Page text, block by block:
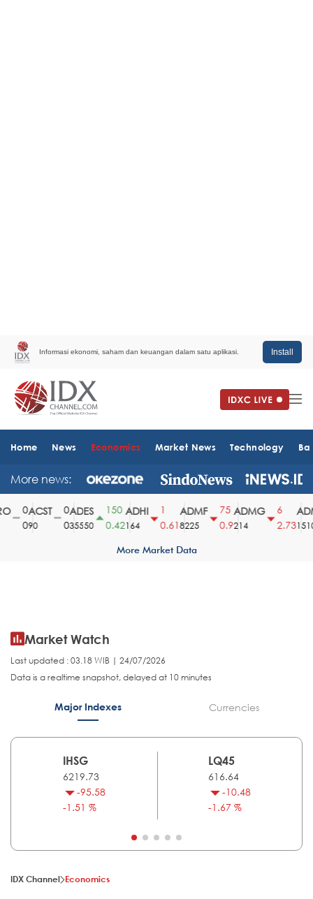
Informasi ekonomi, saham dan keuangan dalam satu aplikasi. Install
Home News Economics Market News Technology
More news:
ACST
90
ADES
35550
150
0.42
ADHI
164
0.61
ADMF
8225
75
0.9
ADMG
214
2.731510
More Market Data
Market Watch
Last updated : 03.18 WIB | 24/07/2026
Data is a realtime snapshot, delayed at 10 minutes
Major Indexes Currencies
IHSG
6219.73
-95.58
-1.51 %
LQ45
616.64
-10.48
-1.67 %
IDX Channel Economics